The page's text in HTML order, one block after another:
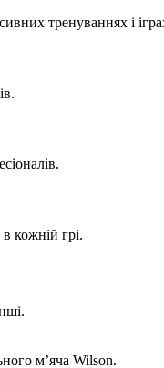
тренуваннях і
кожній грі.
м’яча Wilson.